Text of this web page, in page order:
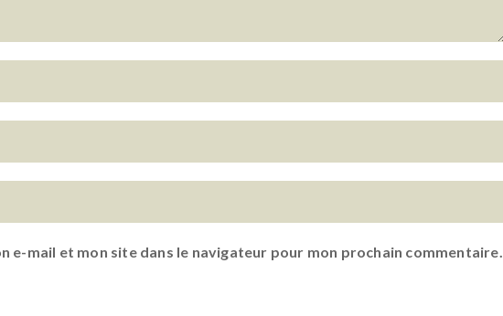
e-mail et mon site dans le navigateur pour mon prochain commentaire.